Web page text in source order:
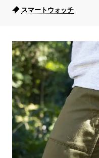
スマートウォッチ